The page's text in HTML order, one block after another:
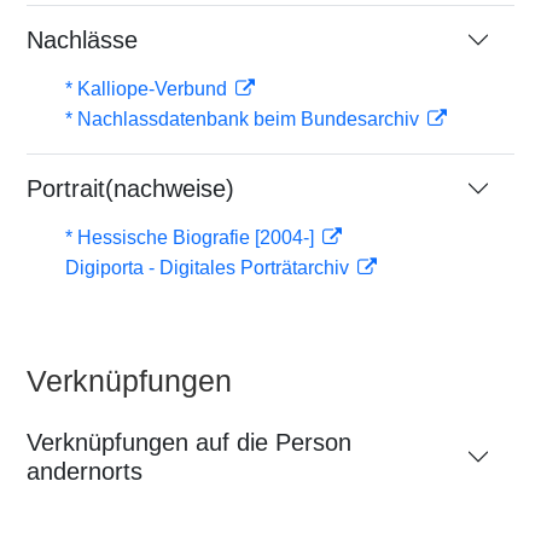
Nachlässe
* Kalliope-Verbund
* Nachlassdatenbank beim Bundesarchiv
Portrait(nachweise)
* Hessische Biografie [2004-]
Digiporta - Digitales Porträtarchiv
Verknüpfungen
Verknüpfungen auf die Person
andernorts